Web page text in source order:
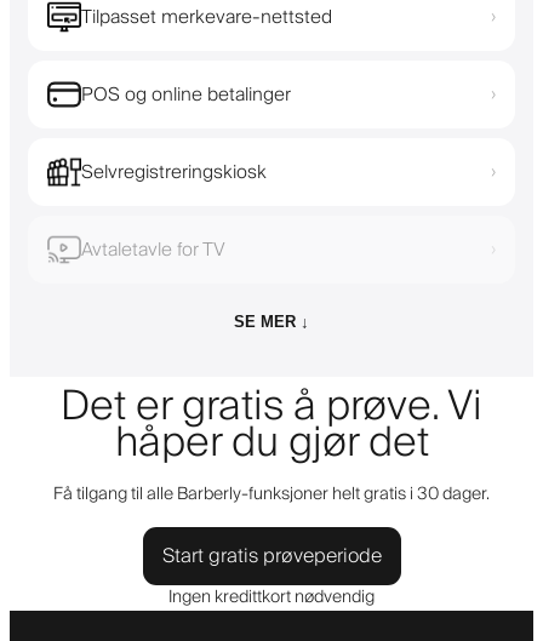
Tilpasset merkevare-nettsted ›
POS og online betalinger ›
Selvregistreringskiosk ›
Avtaletavle for TV ›
SE MER ↓
Det er gratis å prøve. Vi
håper du gjør det
Få tilgang til alle Barberly-funksjoner helt gratis i 30 dager.
Start gratis prøveperiode
Ingen kredittkort nødvendig